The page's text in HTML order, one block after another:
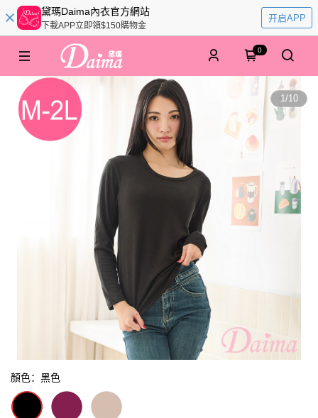
黛瑪Daima內衣官方網站
下載APP立即領$150購物金
开启APP
0
1/10
顏色：黑色